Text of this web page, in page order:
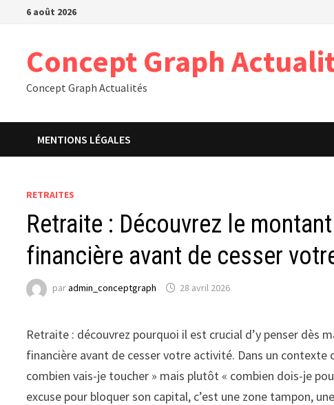
Passer6 août 2026
Concept Graph
Concept Graph Actualités
MENTIONS LÉGALES
RETRAITES
Retraite : Découvrez le
financière avant de cesser
paradmin_conceptgraph 28 avril 2026
Retraite : découvrez pourquoi il est crucial d’y penser
financière avant de cesser votre activité. Dans un contexte
combien vais-je toucher » mais plutôt « combien dois-je
excuse pour bloquer son capital, c’est une zone tampon,